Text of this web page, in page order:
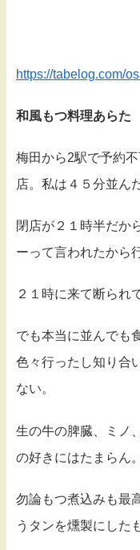
https://tabelog.com/
和風もつ料理あらた
梅田から2駅で予約
店。私は４５分並ん
閉店が２１時半だか
ーって言われたから
２１時に来て断られ
でも本当に並んでも
色々行ったし知り合
ない。
生の牛の脾臓、ミノ
の好きにはたまらん。
勿論もつ煮込みも最
うタンを燻製にした